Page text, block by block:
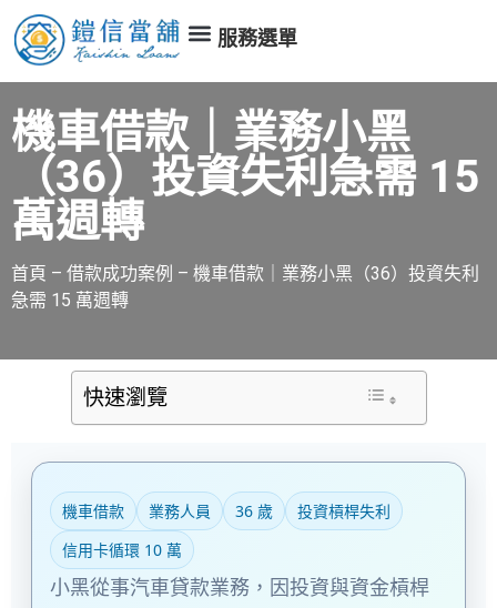
服務選單
機車借款｜業務小黑
（36）投資失利急需 15
萬週轉
首頁 – 借款成功案例 – 機車借款｜業務小黑（36）投資失利
急需 15 萬週轉
快速瀏覽
機車借款 業務人員 36 歲
投資槓桿失利
信用卡循環 10 萬
小黑從事汽車貸款業務，因投資與資金槓桿